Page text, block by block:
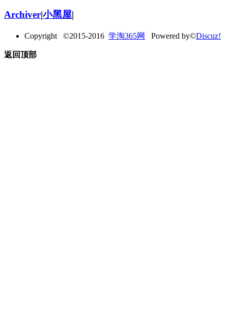
Archiver|小黑屋|
Copyright ©2015-2016 学淘365网 Powered by©Discuz!
返回顶部